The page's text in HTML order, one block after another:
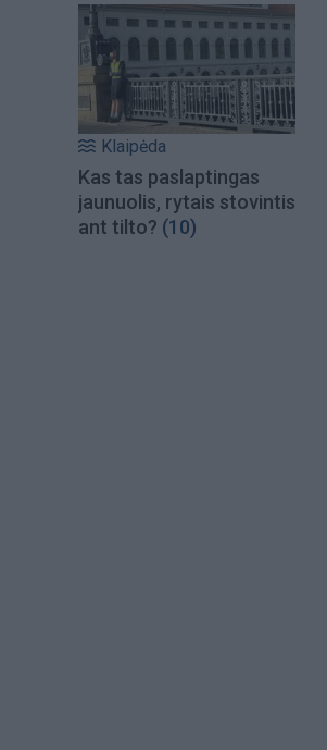
Klaipėda
Kas tas paslaptingas
jaunuolis, rytais stovintis
ant tilto? (10)